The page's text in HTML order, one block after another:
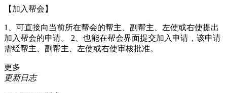
【加入帮会】
1、可直接向当前所在帮会的帮主、副帮主、左使或右使提出
加入帮会的申请。 2、也能在帮会界面提交加入申请，该申请
需经帮主、副帮主、左使或右使审核批准。
更多
更新日志